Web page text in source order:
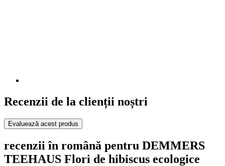
Recenzii de la clienții noștri
Evaluează acest produs
recenzii în română pentru DEMMERS
TEEHAUS Flori de hibiscus ecologice